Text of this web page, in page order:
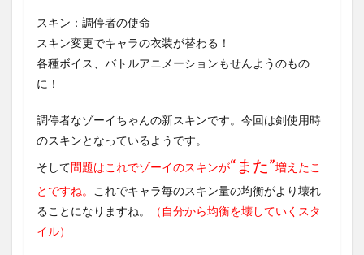
スキン：調停者の使命
スキン変更でキャラの衣装が替わる！
各種ボイス、バトルアニメーションもせんようのもの
に！
調停者なゾーイちゃんの新スキンです。今回は剣使用時
のスキンとなっているようです。
そして問題はこれでゾーイのスキンが“また”増えたこ
とですね。
これでキャラ毎のスキン量の均衡がより壊れ
ることになりますね。
（自分から均衡を壊していくスタ
イル）